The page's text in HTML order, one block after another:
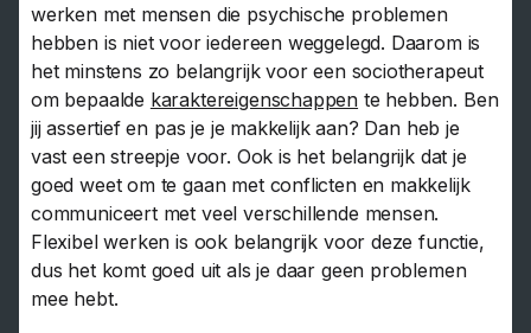
werken met mensen die psychische problemen
hebben is niet voor iedereen weggelegd. Daarom is
het minstens zo belangrijk voor een sociotherapeut
om bepaalde karaktereigenschappen te hebben. Ben
jij assertief en pas je je makkelijk aan? Dan heb je
vast een streepje voor. Ook is het belangrijk dat je
goed weet om te gaan met conflicten en makkelijk
communiceert met veel verschillende mensen.
Flexibel werken is ook belangrijk voor deze functie,
dus het komt goed uit als je daar geen problemen
mee hebt.